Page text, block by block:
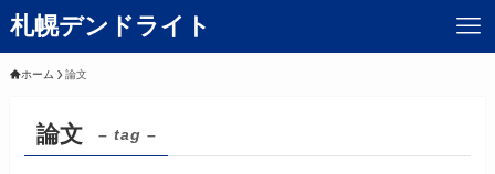
札幌デンドライト
ホーム 論文
論文 – tag –